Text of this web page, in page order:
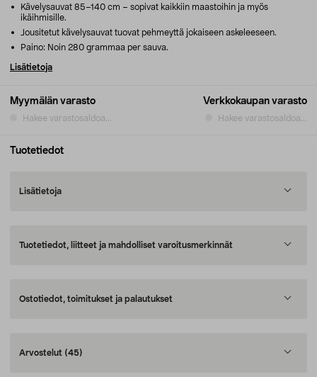
Myymälän varasto
Hakee varastosaldoa...
Verkkokaupan varasto
Hakee varastosaldoa...
Kävelysauvat 85–140 cm – sopivat kaikkiin maastoihin ja myös
ikäihmisille.
Jousitetut kävelysauvat tuovat pehmeyttä jokaiseen askeleeseen.
Paino: Noin 280 grammaa per sauva.
Lisätietoja
Tuotetiedot
Lisätietoja
Tuotetiedot, liitteet ja mahdolliset varoitusmerkinnät
Ostotiedot, toimitukset ja palautukset
Arvostelut (45)